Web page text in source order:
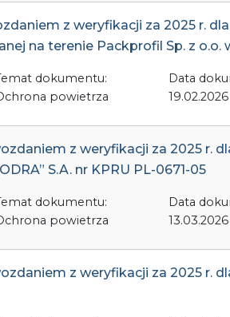
z weryfikacji za 2025 r.
na terenie Packprofil Sp. z o.o.
dokumentu:
powietrza
Data
19.02.2026
z weryfikacji za 2025 r.
S.A. nr KPRU PL-0671-05
dokumentu:
powietrza
Data
13.03.2026
z weryfikacji za 2025 r.